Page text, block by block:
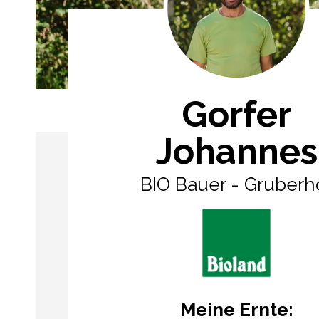
Gorfer
Johannes
BIO Bauer -
Meine Ernte: